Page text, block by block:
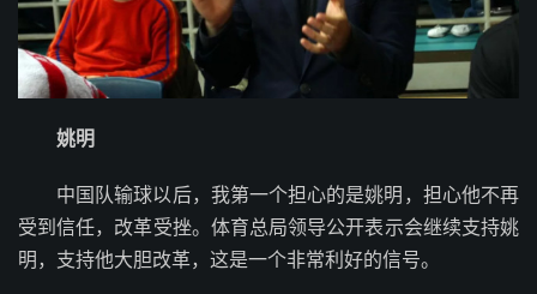
姚明
中国队输球以后，我第一个担心的是姚明，担心他不再
受到信任，改革受挫。体育总局领导公开表示会继续支持姚
明，支持他大胆改革，这是一个非常利好的信号。